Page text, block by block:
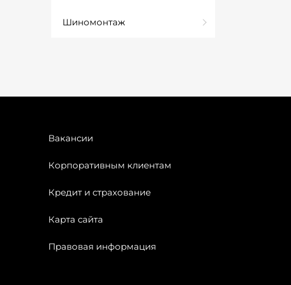
Шиномонтаж
Вакансии
Корпоративным клиентам
Кредит и страхование
Карта сайта
Правовая информация